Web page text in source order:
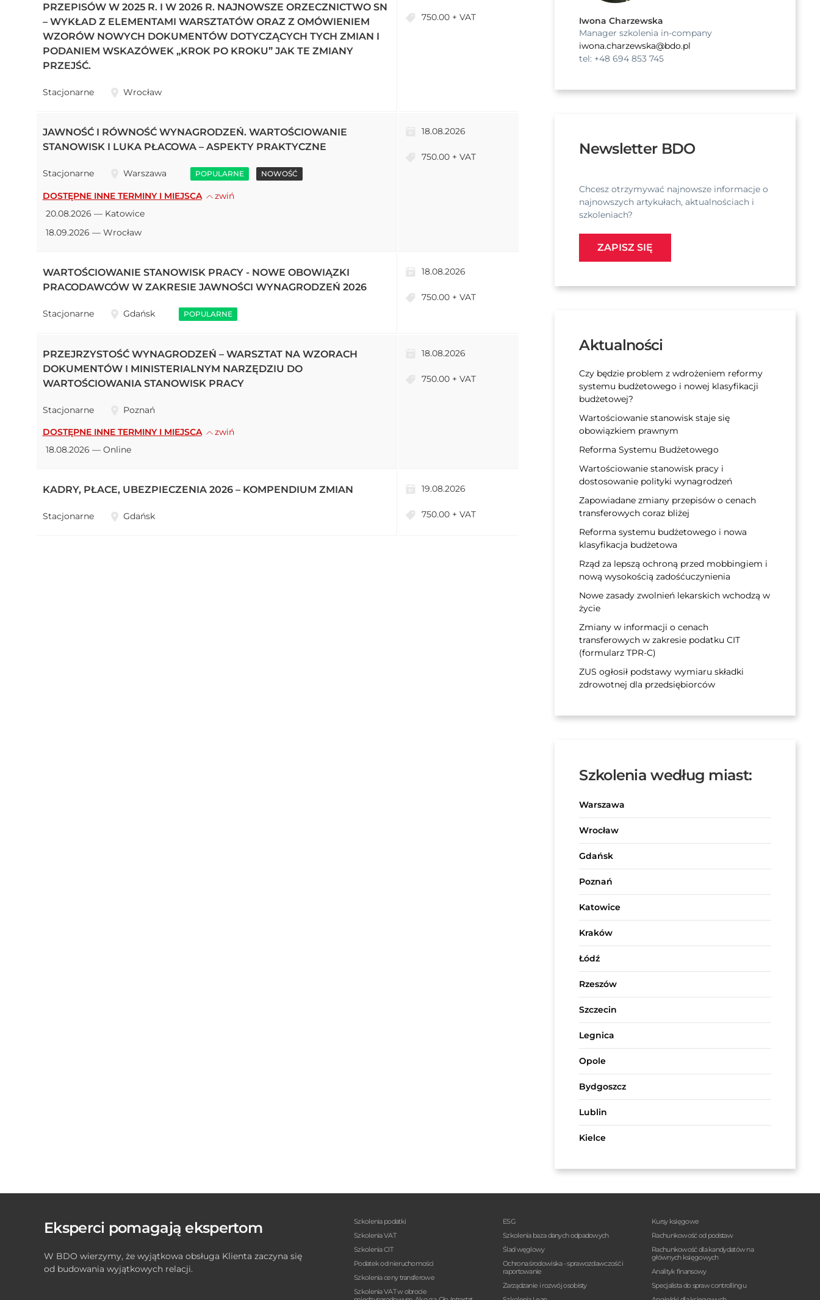
PRZEPISÓW W 2025 R. I W 2026 R. NAJNOWSZE ORZECZNICTWO SN
– WYKŁAD Z ELEMENTAMI WARSZTATÓW ORAZ Z OMÓWIENIEM
WZORÓW NOWYCH DOKUMENTÓW DOTYCZĄCYCH TYCH ZMIAN I
PODANIEM WSKAZÓWEK „KROK PO KROKU” JAK TE ZMIANY
PRZEJŚĆ.
Stacjonarne Wrocław
750.00 + VAT
JAWNOŚĆ I RÓWNOŚĆ WYNAGRODZEŃ. WARTOŚCIOWANIE
STANOWISK I LUKA PŁACOWA – ASPEKTY PRAKTYCZNE
Stacjonarne Warszawa POPULARNE NOWOŚĆ
DOSTĘPNE INNE TERMINY I MIEJSCA
zwiń
20.08.2026 — Katowice
18.09.2026 — Wrocław
18.08.2026
750.00 + VAT
WARTOŚCIOWANIE STANOWISK PRACY - NOWE OBOWIĄZKI
PRACODAWCÓW W ZAKRESIE JAWNOŚCI WYNAGRODZEŃ 2026
Stacjonarne Gdańsk POPULARNE
18.08.2026
750.00 + VAT
PRZEJRZYSTOŚĆ WYNAGRODZEŃ – WARSZTAT NA WZORACH
DOKUMENTÓW I MINISTERIALNYM NARZĘDZIU DO
WARTOŚCIOWANIA STANOWISK PRACY
Stacjonarne Poznań
DOSTĘPNE INNE TERMINY I MIEJSCA
zwiń
18.08.2026 — Online
18.08.2026
750.00 + VAT
KADRY, PŁACE, UBEZPIECZENIA 2026 – KOMPENDIUM ZMIAN
Stacjonarne Gdańsk
19.08.2026
750.00 + VAT
Iwona Charzewska
Manager szkolenia in-company
iwona.charzewska@bdo.pl
tel: +48 694 853 745
Newsletter BDO
Chcesz otrzymywać najnowsze informacje o
najnowszych artykułach, aktualnościach i
szkoleniach?
ZAPISZ SIĘ
Aktualności
Czy będzie problem z wdrożeniem reformy
systemu budżetowego i nowej klasyfikacji
budżetowej?
Wartościowanie stanowisk staje się
obowiązkiem prawnym
Reforma Systemu Budżetowego
Wartościowanie stanowisk pracy i
dostosowanie polityki wynagrodzeń
Zapowiadane zmiany przepisów o cenach
transferowych coraz bliżej
Reforma systemu budżetowego i nowa
klasyfikacja budżetowa
Rząd za lepszą ochroną przed mobbingiem i
nową wysokością zadośćuczynienia
Nowe zasady zwolnień lekarskich wchodzą w
życie
Zmiany w informacji o cenach
transferowych w zakresie podatku CIT
(formularz TPR-C)
ZUS ogłosił podstawy wymiaru składki
zdrowotnej dla przedsiębiorców
Szkolenia według miast:
Warszawa
Wrocław
Gdańsk
Poznań
Katowice
Kraków
Łódź
Rzeszów
Szczecin
Legnica
Opole
Bydgoszcz
Lublin
Kielce
Eksperci pomagają ekspertom
W BDO wierzymy, że wyjątkowa obsługa Klienta zaczyna się
od budowania wyjątkowych relacji.
Szkolenia podatki
Szkolenia VAT
Szkolenia CIT
Podatek od nieruchomości
Szkolenia ceny transferowe
Szkolenia VAT w obrocie
ESG
Szkolenia baza danych odpadowych
Ślad węglowy
Ochrona środowiska - sprawozdawczość i
raportowanie
Zarządzanie i rozwój osobisty
Kursy księgowe
Rachunkowość od podstaw
Rachunkowość dla kandydatów na
głównych księgowych
Analityk finansowy
Specjalista do spraw controllingu